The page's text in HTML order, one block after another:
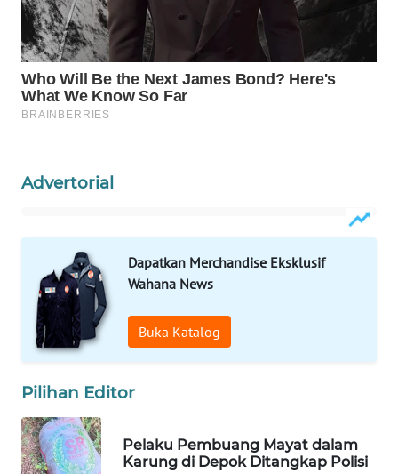
Advertorial
Dapatkan Merchandise Eksklusif
Wahana News
Buka Katalog
Pilihan Editor
Pelaku Pembuang Mayat dalam
Karung di Depok Ditangkap Polisi
WAHANA
TANI
WAHANA
WAHANA
INFRASTRUKTUR
WAHANA
KONSUMEN
WAHANA
LISTRIK
TRAVEL
WAHANA
TV